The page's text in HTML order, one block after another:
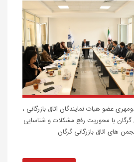
عضو هیات نمایندگان اتاق بازرگانی ،
با محوریت رفع مشکلات و شناسایی
های اتاق بازرگانی گرگان